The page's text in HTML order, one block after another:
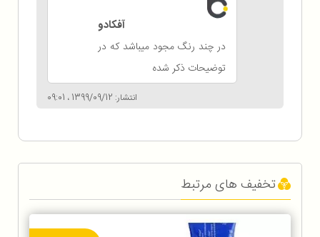
انتشار: 1399/09/12 ، 09:01
آفکادو
در چند رنگ مجود میباشد که در
توضیحات ذکر شده
تخفیف های مرتبط